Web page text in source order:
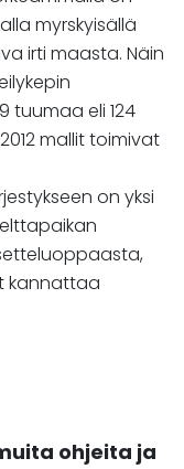
myrskyisällä
irti maasta. Näin
tuumaa eli 124
mallit toimivat
on yksi
kannattaa
ohjeita ja